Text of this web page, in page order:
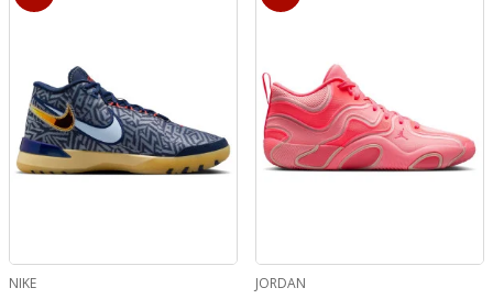
NIKE JORDAN